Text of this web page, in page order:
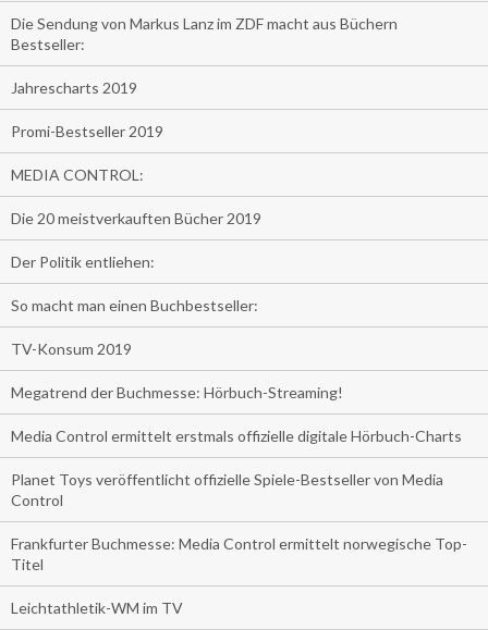
Die Sendung von Markus Lanz im ZDF macht aus Büchern
Bestseller:
Jahrescharts 2019
Promi-Bestseller 2019
MEDIA CONTROL:
Die 20 meistverkauften Bücher 2019
Der Politik entliehen:
So macht man einen Buchbestseller:
TV-Konsum 2019
Megatrend der Buchmesse: Hörbuch-Streaming!
Media Control ermittelt erstmals offizielle digitale Hörbuch-Charts
Planet Toys veröffentlicht offizielle Spiele-Bestseller von Media
Control
Frankfurter Buchmesse: Media Control ermittelt norwegische Top-
Titel
Leichtathletik-WM im TV